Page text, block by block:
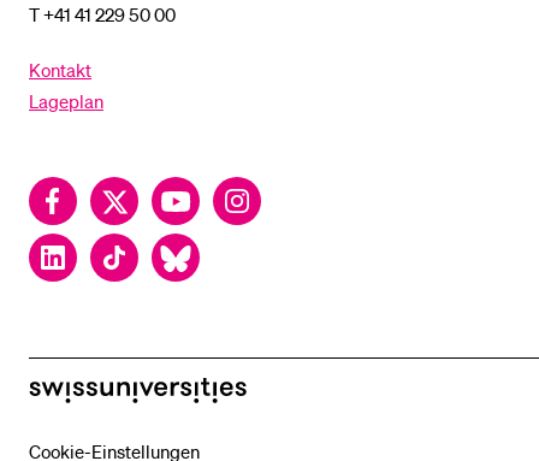
T +41 41 229 50 00
Kontakt
Lageplan
FacebookTwitter YouTubeInstagram
LinkedInTikTok Bluesky
swissuniversities
Cookie-Einstellungen